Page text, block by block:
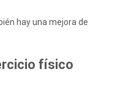
hay una mejora de
físico